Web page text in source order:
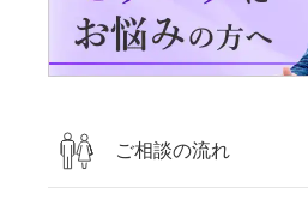
ご相談の流れ